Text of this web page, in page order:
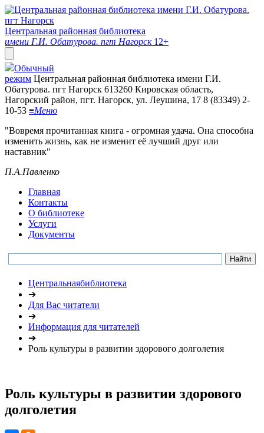
Центральная районная библиотека
имени Г.И. Обатурова. пгт Нагорск 12+
Обычный
режим Центральная районная библиотека имени Г.И.
Обатурова. пгт Нагорск 613260 Кировская область,
Нагорский район, пгт. Нагорск, ул. Леушина, 17 8 (83349) 2-
10-53 ≡Меню
"Вовремя прочитанная книга - огромная удача. Она способна
изменить жизнь, как не изменит её лучший друг или
наставник"
П.А.Павленко
Главная
Контакты
О библиотеке
Услуги
Документы
Центральнаябиблиотека
➔
Для Вас читатели
➔
Информация для читателей
➔
Роль культуры в развитии здорового долголетия
Роль культуры в развитии здорового
долголетия